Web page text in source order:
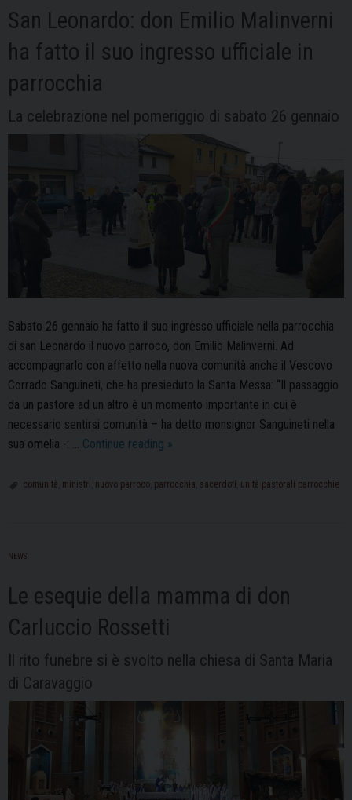
San Leonardo: don Emilio Malinverni
ha fatto il suo ingresso ufficiale in
parrocchia
La celebrazione nel pomeriggio di sabato 26 gennaio
Sabato 26 gennaio ha fatto il suo ingresso ufficiale nella parrocchia
di san Leonardo il nuovo parroco, don Emilio Malinverni. Ad
accompagnarlo con affetto nella nuova comunità anche il Vescovo
Corrado Sanguineti, che ha presieduto la Santa Messa: “Il passaggio
da un pastore ad un altro è un momento importante in cui è
necessario sentirsi comunità – ha detto monsignor Sanguineti nella
sua omelia -: … Continue reading San
don
suo
ingresso
ufficiale
in
»
comunità ministri nuovo parroco parrocchia sacerdoti unità pastorali parrocchie
NEWS
Le esequie della mamma di don
Carluccio Rossetti
Il rito funebre si è svolto nella chiesa di Santa Maria
di Caravaggio